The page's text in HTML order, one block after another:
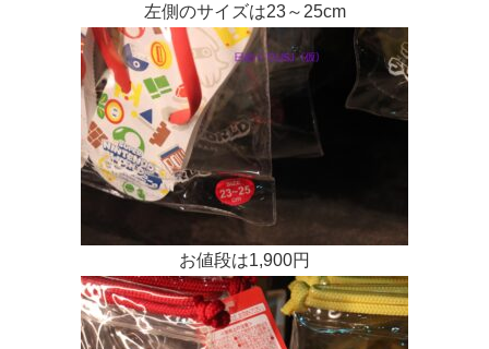
左側のサイズは23～25cm
お値段は1,900円